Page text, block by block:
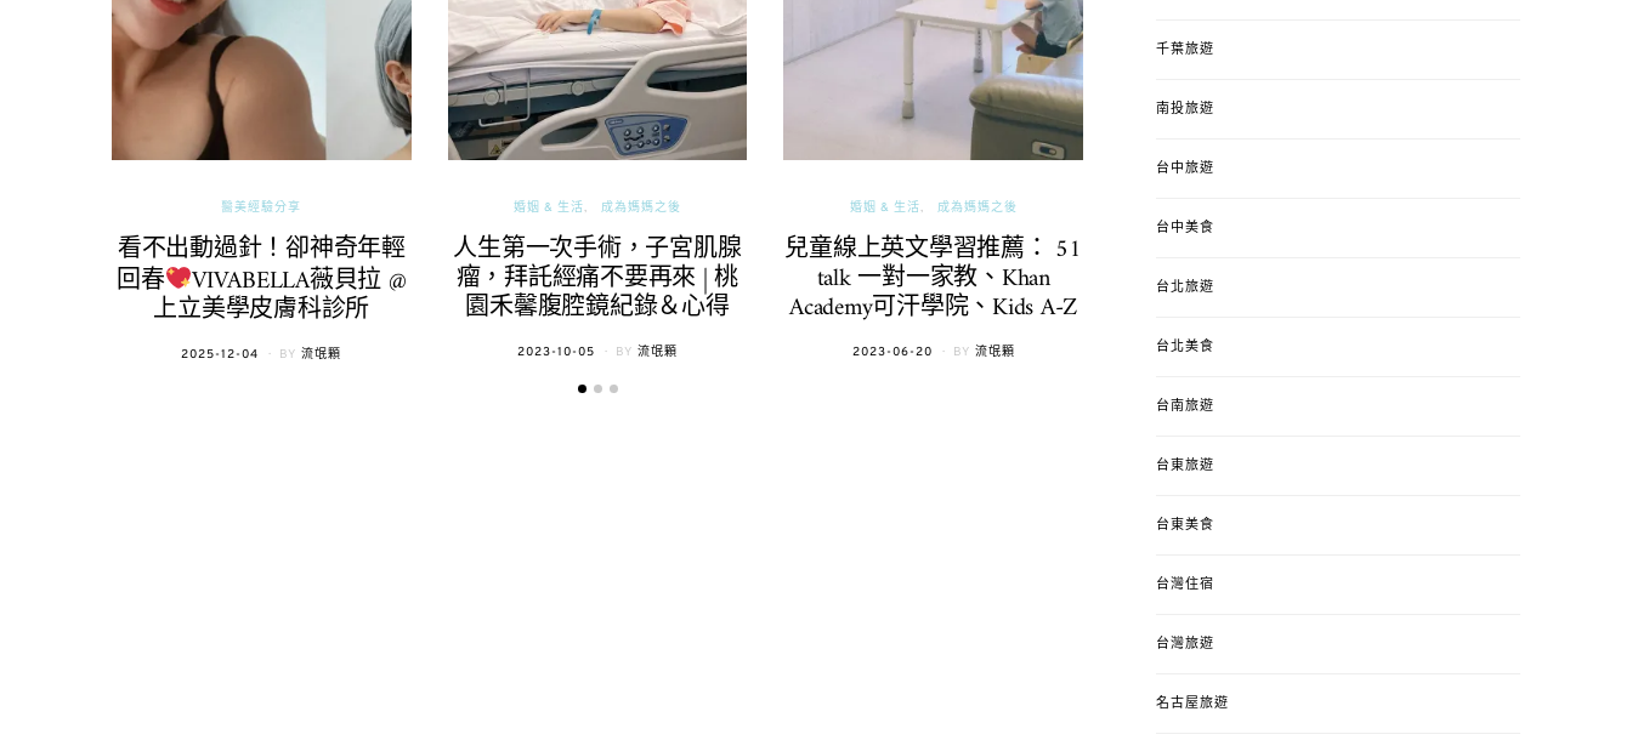
醫美經驗分享
看不出動過針！卻神奇年輕
回春 VIVABELLA薇貝拉 @
上立美學皮膚科診所
POSTED
2025-12-04 BY 流氓顆
婚姻 & 生活 成為媽媽之後
人生第一次手術，子宮肌腺
瘤，拜託經痛不要再來 | 桃
園禾馨腹腔鏡紀錄＆心得
POSTED
2023-10-05 BY 流氓顆
婚姻 & 生活 成為媽媽之後
兒童線上英文學習推薦： 51
talk 一對一家教、Khan
Academy可汗學院、Kids A-Z
POSTED
2023-06-20 BY 流氓顆
錯、認識華德福
ON
千葉旅遊
南投旅遊
台中旅遊
台中美食
台北旅遊
台北美食
台南旅遊
台東旅遊
台東美食
台灣住宿
台灣旅遊
名古屋旅遊